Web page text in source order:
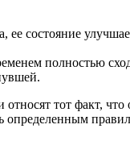
состояние
полностью
тот факт,
определенным